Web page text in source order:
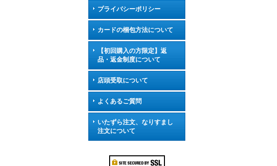
プライバシーポリシー
カードの梱包方法について
【初回購入の方限定】返
品・返金制度について
店頭受取について
よくあるご質問
いたずら注文、なりすまし
注文について